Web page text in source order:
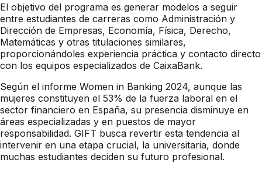
El objetivo del programa es generar modelos a seguir
entre estudiantes de carreras como Administración y
Dirección de Empresas, Economía, Física, Derecho,
Matemáticas y otras titulaciones similares,
proporcionándoles experiencia práctica y contacto directo
con los equipos especializados de CaixaBank.
Según el informe Women in Banking 2024, aunque las
mujeres constituyen el 53% de la fuerza laboral en el
sector financiero en España, su presencia disminuye en
áreas especializadas y en puestos de mayor
responsabilidad. GIFT busca revertir esta tendencia al
intervenir en una etapa crucial, la universitaria, donde
muchas estudiantes deciden su futuro profesional.